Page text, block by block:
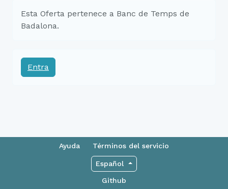
Esta Oferta pertenece a Banc de Temps de
Badalona.
Entra
Ayuda Términos del servicio
Español
Github